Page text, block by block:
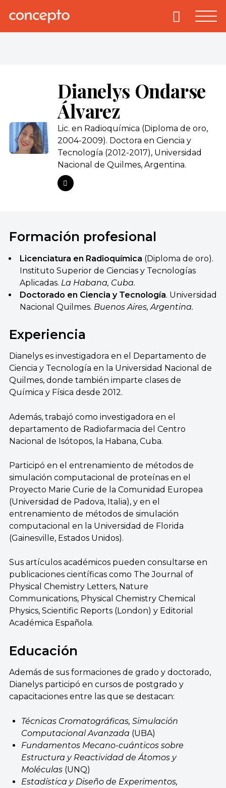
Primary
Dianelys Ondarse
Álvarez
Lic. en Radioquímica (Diploma de oro,
2004-2009). Doctora en Ciencia y
Tecnología (2012-2017), Universidad
Nacional de Quilmes, Argentina.
Formación profesional
Licenciatura en Radioquímica (Diploma de oro).
Instituto Superior de Ciencias y Tecnologías
Aplicadas. La Habana, Cuba.
Doctorado en Ciencia y Tecnología. Universidad
Nacional Quilmes. Buenos Aires, Argentina.
Experiencia
Dianelys es investigadora en el Departamento de
Ciencia y Tecnología en la Universidad Nacional de
Quilmes, donde también imparte clases de
Química y Física desde 2012.
Además, trabajó como investigadora en el
departamento de Radiofarmacia del Centro
Nacional de Isótopos, la Habana, Cuba.
Participó en el entrenamiento de métodos de
simulación computacional de proteínas en el
Proyecto Marie Curie de la Comunidad Europea
(Universidad de Padova, Italia), y en el
entrenamiento de métodos de simulación
computacional en la Universidad de Florida
(Gainesville, Estados Unidos).
Sus artículos académicos pueden consultarse en
publicaciones científicas como The Journal of
Physical Chemistry Letters, Nature
Communications, Physical Chemistry Chemical
Physics, Scientific Reports (London) y Editorial
Académica Española.
Educación
Además de sus formaciones de grado y doctorado,
Dianelys participó en cursos de postgrado y
capacitaciones entre las que se destacan:
Técnicas Cromatográficas, Simulación
Computacional Avanzada (UBA)
Fundamentos Mecano-cuánticos sobre
Estructura y Reactividad de Átomos y
Moléculas (UNQ)
Estadística y Diseño de Experimentos,